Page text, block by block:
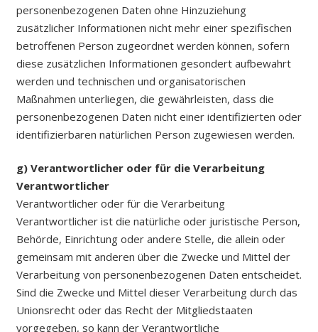
personenbezogenen Daten ohne Hinzuziehung
zusätzlicher Informationen nicht mehr einer spezifischen
betroffenen Person zugeordnet werden können, sofern
diese zusätzlichen Informationen gesondert aufbewahrt
werden und technischen und organisatorischen
Maßnahmen unterliegen, die gewährleisten, dass die
personenbezogenen Daten nicht einer identifizierten oder
identifizierbaren natürlichen Person zugewiesen werden.
g) Verantwortlicher oder für die Verarbeitung
Verantwortlicher
Verantwortlicher oder für die Verarbeitung
Verantwortlicher ist die natürliche oder juristische Person,
Behörde, Einrichtung oder andere Stelle, die allein oder
gemeinsam mit anderen über die Zwecke und Mittel der
Verarbeitung von personenbezogenen Daten entscheidet.
Sind die Zwecke und Mittel dieser Verarbeitung durch das
Unionsrecht oder das Recht der Mitgliedstaaten
vorgegeben, so kann der Verantwortliche